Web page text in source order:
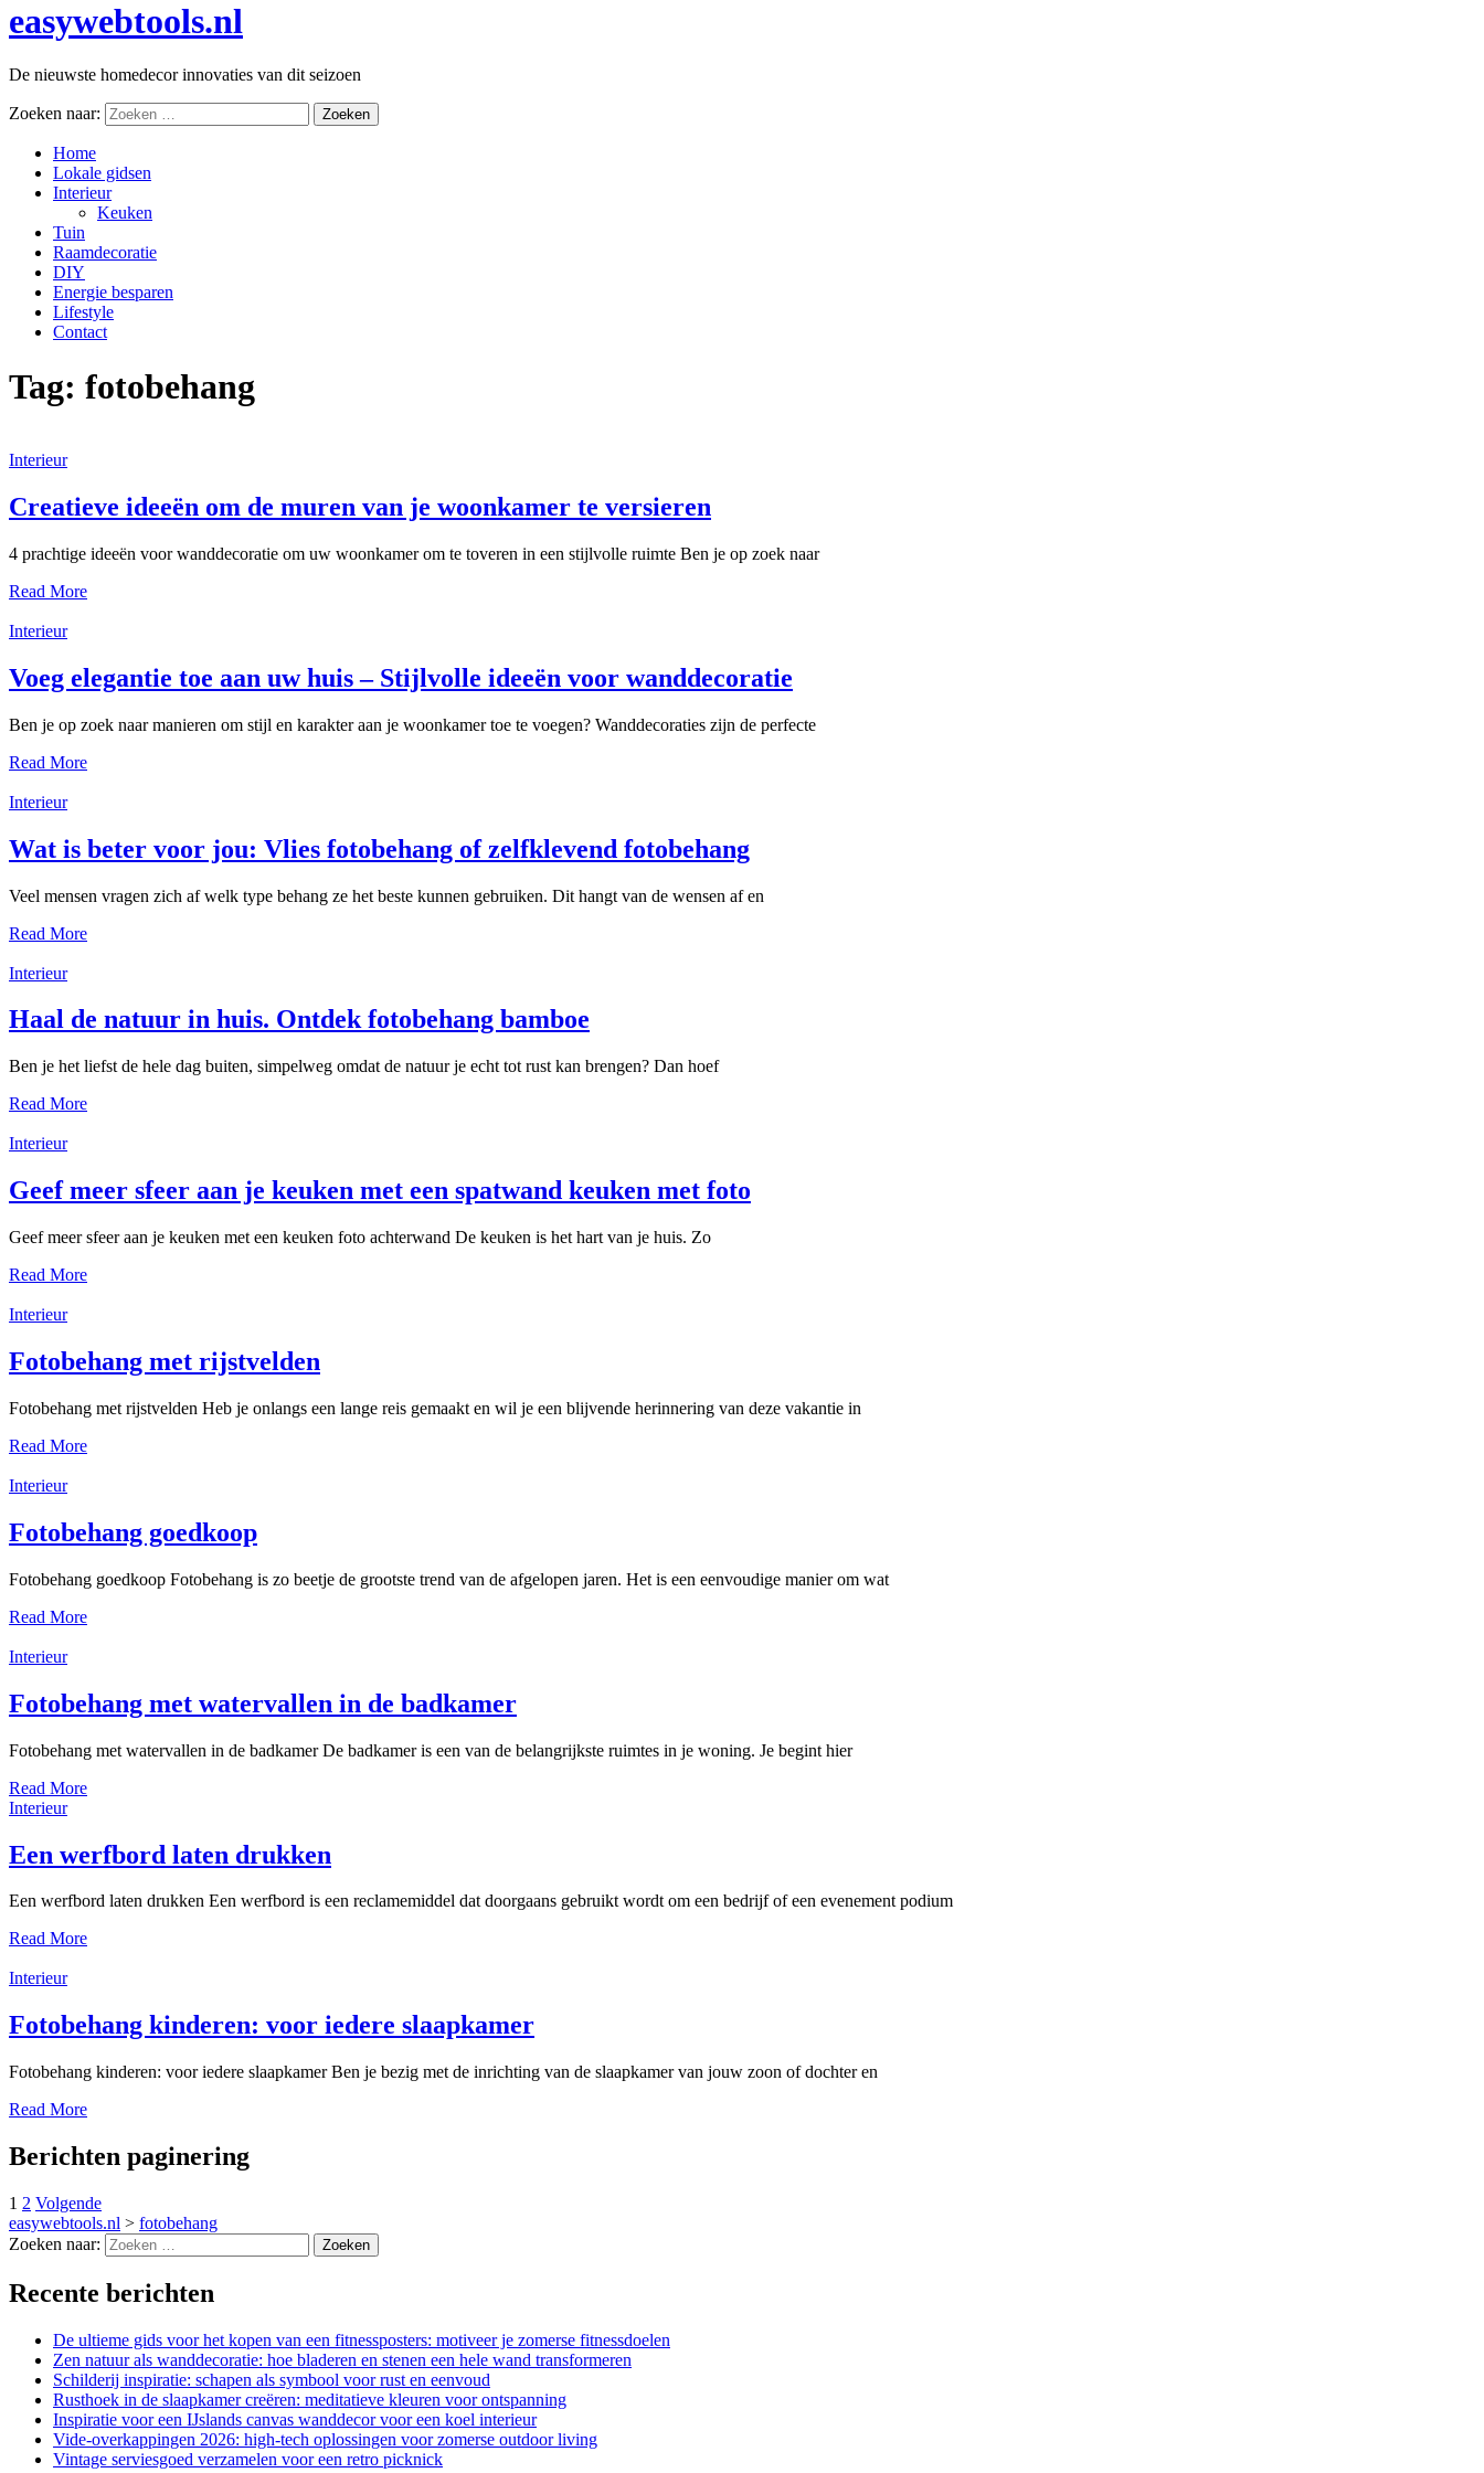
easywebtools.nl
De nieuwste homedecor innovaties van dit seizoen
Zoeken naar:
Home
Lokale gidsen
Interieur
Keuken
Tuin
Raamdecoratie
DIY
Energie besparen
Lifestyle
Contact
Tag: fotobehang
Interieur
Creatieve ideeën om de muren van je woonkamer te versieren
4 prachtige ideeën voor wanddecoratie om uw woonkamer om te toveren in een stijlvolle ruimte Ben je op zoek naar
Read More
Interieur
Voeg elegantie toe aan uw huis – Stijlvolle ideeën voor wanddecoratie
Ben je op zoek naar manieren om stijl en karakter aan je woonkamer toe te voegen? Wanddecoraties zijn de perfecte
Read More
Interieur
Wat is beter voor jou: Vlies fotobehang of zelfklevend fotobehang
Veel mensen vragen zich af welk type behang ze het beste kunnen gebruiken. Dit hangt van de wensen af en
Read More
Interieur
Haal de natuur in huis. Ontdek fotobehang bamboe
Ben je het liefst de hele dag buiten, simpelweg omdat de natuur je echt tot rust kan brengen? Dan hoef
Read More
Interieur
Geef meer sfeer aan je keuken met een spatwand keuken met foto
Geef meer sfeer aan je keuken met een keuken foto achterwand De keuken is het hart van je huis. Zo
Read More
Interieur
Fotobehang met rijstvelden
Fotobehang met rijstvelden Heb je onlangs een lange reis gemaakt en wil je een blijvende herinnering van deze vakantie in
Read More
Interieur
Fotobehang goedkoop
Fotobehang goedkoop Fotobehang is zo beetje de grootste trend van de afgelopen jaren. Het is een eenvoudige manier om wat
Read More
Interieur
Fotobehang met watervallen in de badkamer
Fotobehang met watervallen in de badkamer De badkamer is een van de belangrijkste ruimtes in je woning. Je begint hier
Read More
Interieur
Een werfbord laten drukken
Een werfbord laten drukken Een werfbord is een reclamemiddel dat doorgaans gebruikt wordt om een bedrijf of een evenement podium
Read More
Interieur
Fotobehang kinderen: voor iedere slaapkamer
Fotobehang kinderen: voor iedere slaapkamer Ben je bezig met de inrichting van de slaapkamer van jouw zoon of dochter en
Read More
Berichten paginering
1 2 Volgende
easywebtools.nl > fotobehang
Zoeken naar:
Recente berichten
De ultieme gids voor het kopen van een fitnessposters: motiveer je zomerse fitnessdoelen
Zen natuur als wanddecoratie: hoe bladeren en stenen een hele wand transformeren
Schilderij inspiratie: schapen als symbool voor rust en eenvoud
Rusthoek in de slaapkamer creëren: meditatieve kleuren voor ontspanning
Inspiratie voor een IJslands canvas wanddecor voor een koel interieur
Vide-overkappingen 2026: high-tech oplossingen voor zomerse outdoor living
Vintage serviesgoed verzamelen voor een retro picknick